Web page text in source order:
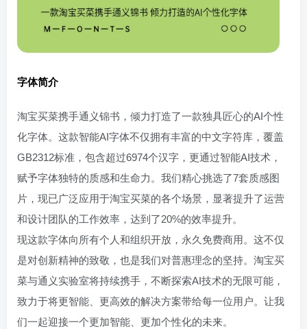
字体简介
淘宝买菜携手通义锦书，倾力打造了一款独具匠心的AI个性
化字体。这款智能AI字体不仅拥有丰富的中文字符库，覆盖
GB2312标准，包含超过6974个汉字，更通过智能AI技术，
赋予字体独特的质感和生命力。我们精心挑选了7套质感图
片，现已广泛应用于淘宝买菜的各个场景，显著提升了运营
和设计团队的工作效率，达到了20%的效率提升。
现这款字体向所有个人和组织开放，永久免费商用。这不仅
是对创新精神的致敬，也是我们对普惠理念的坚持。淘宝买
菜与通义实验室将持续携手，不断探索AI技术的无限可能，
致力于将更智能、更高效的解决方案带给每一位用户。让我
们一起迎接一个更加智能、更加个性化的未来。